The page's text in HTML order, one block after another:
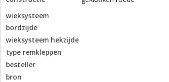
wieksysteem
bordzijde
wieksysteem hekzijde
type remkleppen
besteller
bron